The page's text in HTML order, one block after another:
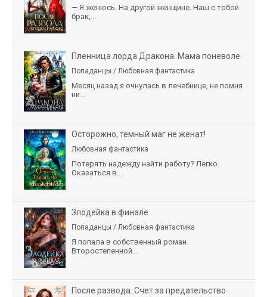
— Я женюсь. На другой женщине. Наш с тобой
брак,...
Пленница лорда Дракона. Мама поневоле
Попаданцы / Любовная фантастика
Месяц назад я очнулась в лечебнице, не помня
ни...
Осторожно, темный маг не женат!
Любовная фантастика
Потерять надежду найти работу? Легко.
Оказаться в...
Злодейка в финале
Попаданцы / Любовная фантастика
Я попала в собственный роман.
Второстепенной...
После развода. Счет за предательство